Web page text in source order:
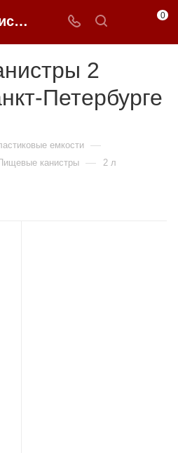
Пищевые канистры 2 литров недорого в Санкт-Петербурге | 0FFER 0
2
Петербурге
емкости —
канистры — 2 л